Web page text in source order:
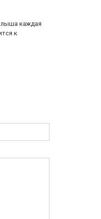
каждая
к